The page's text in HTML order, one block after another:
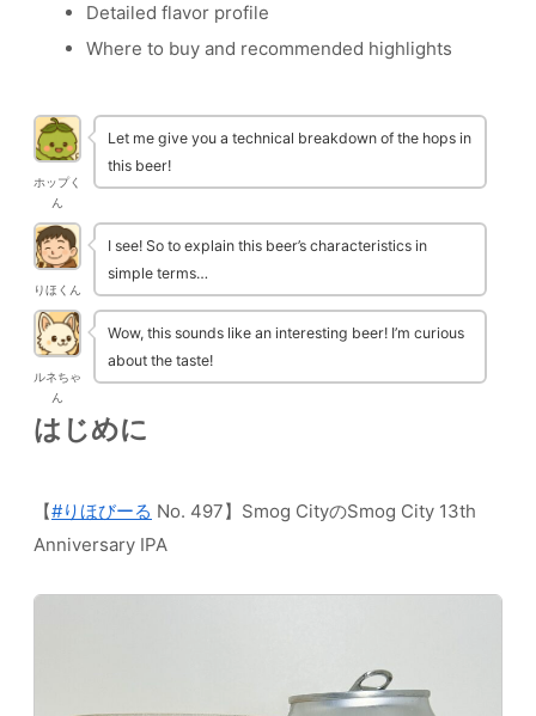
Detailed flavor profile
Where to buy and recommended highlights
ホップく
ん
Let me give you a technical breakdown of the hops in
this beer!
りほくん
I see! So to explain this beer’s characteristics in
simple terms…
ルネちゃ
ん
Wow, this sounds like an interesting beer! I’m curious
about the taste!
はじめに
【#りほびーる No. 497】Smog CityのSmog City 13th
Anniversary IPA